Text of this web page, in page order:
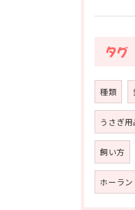
タグ
種類
うさぎ用
飼い方
ホーラ